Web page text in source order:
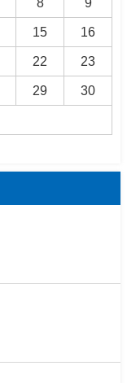
15 16
22 23
29 30